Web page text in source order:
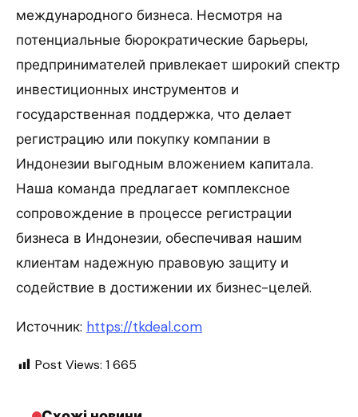
международного бизнеса. Несмотря на
потенциальные бюрократические барьеры,
предпринимателей привлекает широкий спектр
инвестиционных инструментов и
государственная поддержка, что делает
регистрацию или покупку компании в
Индонезии выгодным вложением капитала.
Наша команда предлагает комплексное
сопровождение в процессе регистрации
бизнеса в Индонезии, обеспечивая нашим
клиентам надежную правовую защиту и
содействие в достижении их бизнес-целей.
Источник: https://tkdeal.com
Post Views: 1 665